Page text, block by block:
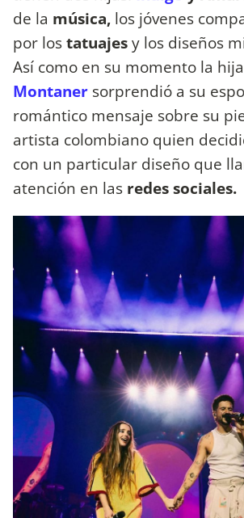
de la música, los jóvenes
por lostatuajesy los diseños
Así como en su momento la
Montaner sorprendió a su
romántico mensaje sobre su
artista colombiano quien
con un particular diseño que
atención en las redes sociales.